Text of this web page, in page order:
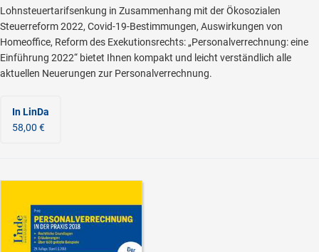
Lohnsteuertarifsenkung in Zusammenhang mit der Ökosozialen
Steuerreform 2022, Covid-19-Bestimmungen, Auswirkungen von
Homeoffice, Reform des Exekutionsrechts: „Personalverrechnung: eine
Einführung 2022“ bietet Ihnen kompakt und leicht verständlich alle
aktuellen Neuerungen zur Personalverrechnung.
In LinDa
58,00 €